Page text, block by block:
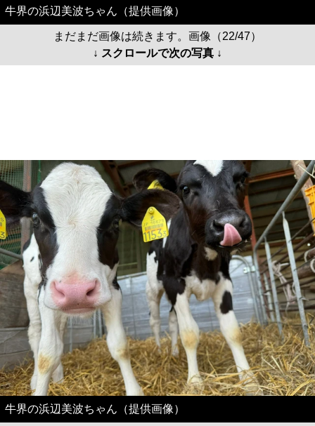
牛界の浜辺美波ちゃん（提供画像）
まだまだ画像は続きます。画像（22/47）
↓ スクロールで次の写真 ↓
牛界の浜辺美波ちゃん（提供画像）